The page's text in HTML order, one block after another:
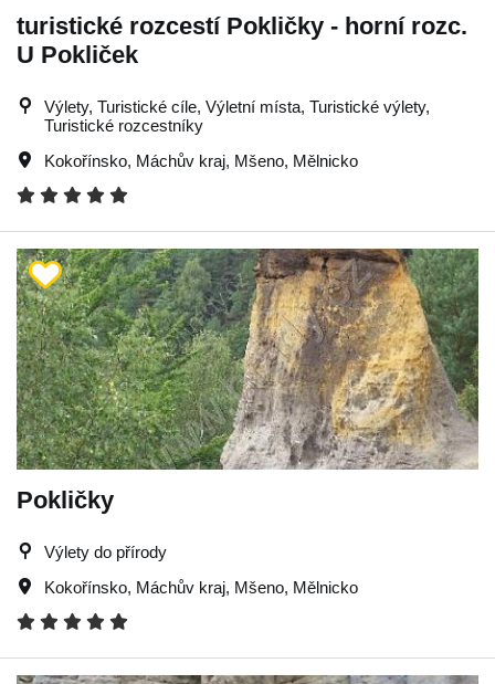
turistické rozcestí Pokličky - horní rozc.
U Pokliček
Výlety, Turistické cíle, Výletní místa, Turistické výlety,
Turistické rozcestníky
Kokořínsko, Máchův kraj, Mšeno, Mělnicko
Pokličky
Výlety do přírody
Kokořínsko, Máchův kraj, Mšeno, Mělnicko